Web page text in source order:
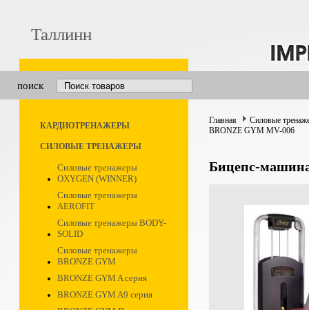
Таллинн
поиск
КАРДИОТРЕНАЖЕРЫ
СИЛОВЫЕ ТРЕНАЖЕРЫ
Силовые тренажеры
OXYGEN (WINNER)
Силовые тренажеры
AEROFIT
Силовые тренажеры BODY-
SOLID
Силовые тренажеры
BRONZE GYM
BRONZE GYM A серия
BRONZE GYM A9 серия
Главная
Силовые
BRONZE GYM MV-006
Бицепс-